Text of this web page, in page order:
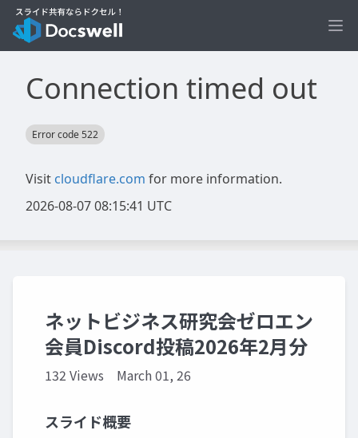
ネットビジネス研究会ゼロエン
会員Discord投稿2026年2月分
132 Views March 01, 26
スライド概要